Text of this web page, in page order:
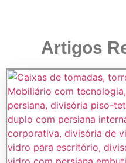
Artigos